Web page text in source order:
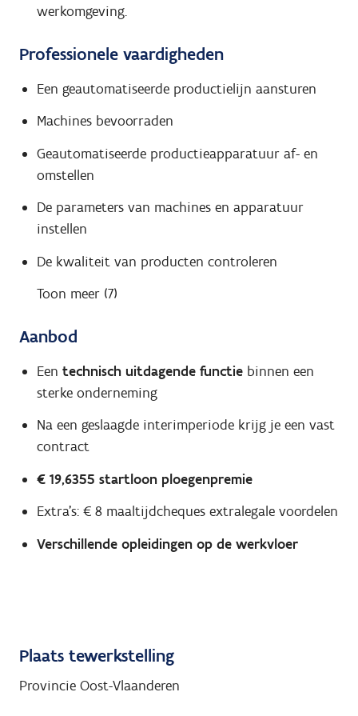
werkomgeving.
Professionele vaardigheden
Een geautomatiseerde productielijn aansturen
Machines bevoorraden
Geautomatiseerde productieapparatuur af- en
omstellen
De parameters van machines en apparatuur
instellen
De kwaliteit van producten controleren
Toon meer (7)
Aanbod
Een technisch uitdagende functiebinnen een
sterke onderneming
Na een geslaagde interimperiode krijg je een vast
contract
€ 19,6355 startloon ploegenpremie
Extra's: € 8 maaltijdcheques extralegale voordelen
Verschillende opleidingen op de werkvloer
Plaats tewerkstelling
Provincie Oost-Vlaanderen